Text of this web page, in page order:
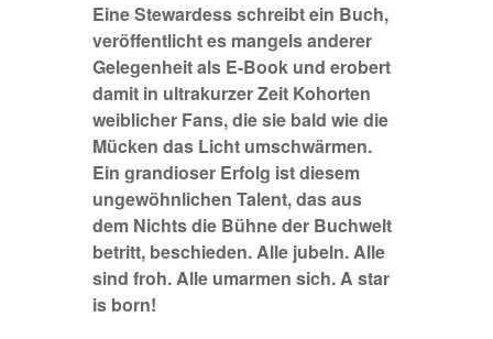
Eine Stewardess schreibt ein Buch,
veröffentlicht es mangels anderer
Gelegenheit als E-Book und erobert
damit in ultrakurzer Zeit Kohorten
weiblicher Fans, die sie bald wie die
Mücken das Licht umschwärmen.
Ein grandioser Erfolg ist diesem
ungewöhnlichen Talent, das aus
dem Nichts die Bühne der Buchwelt
betritt, beschieden. Alle jubeln. Alle
sind froh. Alle umarmen sich. A star
is born!